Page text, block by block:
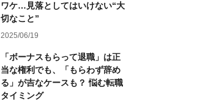
ワケ…見落としてはいけない“大
切なこと”
2025/06/19
「ボーナスもらって退職」は正
当な権利でも、「もらわず辞め
る」が吉なケースも？ 悩む転職
タイミング